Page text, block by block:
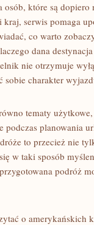
osób, które są
serwis pomaga
co warto
dana
nie otrzymuje
sobie charakter
tematy
planowania
to przecież nie
w taki sposób
podróż
o amerykańskich